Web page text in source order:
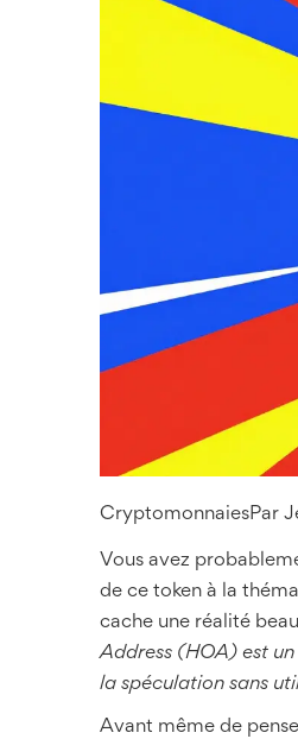
CryptomonnaiesPar
Vous avez
de ce token à la
cache une réalité
Address (HOA) est
la spéculation sans
Avant même de